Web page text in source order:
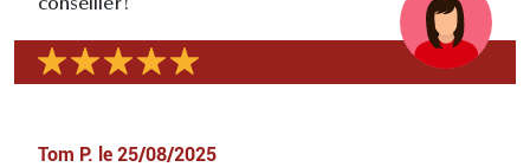
conseiller!
Tom P. le 25/08/2025